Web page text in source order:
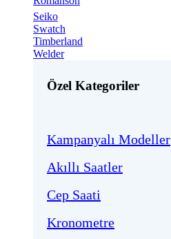
Seiko
Swatch
Timberland
Welder
Özel Kategoriler
Kampanyalı Modeller
Akıllı Saatler
Cep Saati
Kronometre